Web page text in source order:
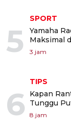
5
SPORT
Yamaha
Maksimal
3 jam
6
TIPS
Kapan
Tunggu
8 jam